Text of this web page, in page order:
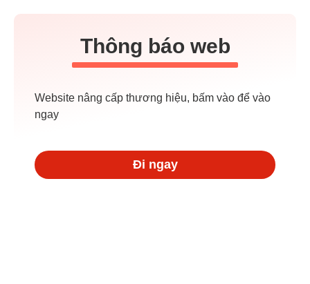
Thông báo web
Website nâng cấp thương hiệu, bấm vào để vào
ngay
Đi ngay